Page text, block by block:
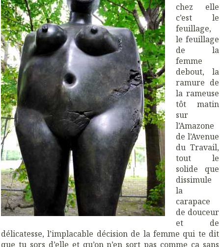
chez elle
c’est le
feuillage,
le feuillage
de la
femme
debout, la
ramure de
la rameuse
tôt matin
sur
l’Amazone
de l’Avenue
du Travail,
tout le
solide que
dissimule
la
carapace
de douceur
et de
délicatesse, l’implacable décision de la femme qui te dit
que tu sors d’elle et qu’on n’en sort pas comme ça sans